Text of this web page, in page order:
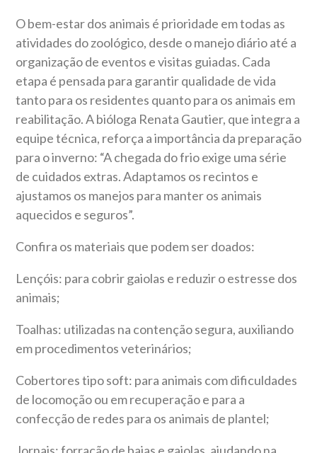
O bem-estar dos animais é prioridade em todas as
atividades do zoológico, desde o manejo diário até a
organização de eventos e visitas guiadas. Cada
etapa é pensada para garantir qualidade de vida
tanto para os residentes quanto para os animais em
reabilitação. A bióloga Renata Gautier, que integra a
equipe técnica, reforça a importância da preparação
para o inverno: “A chegada do frio exige uma série
de cuidados extras. Adaptamos os recintos e
ajustamos os manejos para manter os animais
aquecidos e seguros”.
Confira os materiais que podem ser doados:
Lençóis: para cobrir gaiolas e reduzir o estresse dos
animais;
Toalhas: utilizadas na contenção segura, auxiliando
em procedimentos veterinários;
Cobertores tipo soft: para animais com dificuldades
de locomoção ou em recuperação e para a
confecção de redes para os animais de plantel;